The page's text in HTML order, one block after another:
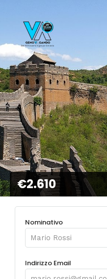
€2.610
Nominativo
Indirizzo Email